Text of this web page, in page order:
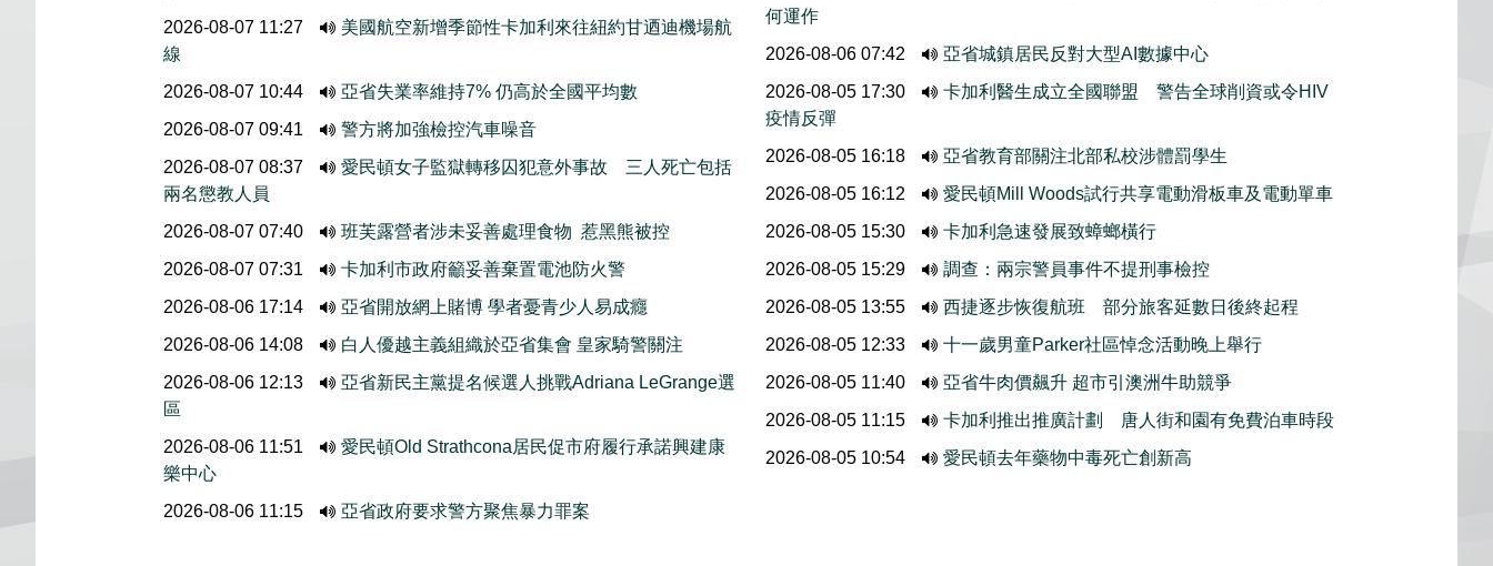
2026-08-07 11:27
美國航空新增季節性卡加利來往紐約甘迺迪機場航
線
2026-08-07 10:44
亞省失業率維持7% 仍高於全國平均數
2026-08-07 09:41
警方將加強檢控汽車噪音
2026-08-07 08:37
愛民頓女子監獄轉移囚犯意外事故 三人死亡包括
兩名懲教人員
2026-08-07 07:40
班芙露營者涉未妥善處理食物 惹黑熊被控
2026-08-07 07:31
卡加利市政府籲妥善棄置電池防火警
2026-08-06 17:14
亞省開放網上賭博 學者憂青少人易成癮
2026-08-06 14:08
白人優越主義組織於亞省集會 皇家騎警關注
2026-08-06 12:13
亞省新民主黨提名候選人挑戰Adriana LeGrange選
區
2026-08-06 11:51
愛民頓Old Strathcona居民促市府履行承諾興建康
樂中心
2026-08-06 11:15
亞省政府要求警方聚焦暴力罪案
何運作
2026-08-06 07:42
亞省城鎮居民反對大型AI數據中心
2026-08-05 17:30
卡加利醫生成立全國聯盟 警告全球削資或令HIV
疫情反彈
2026-08-05 16:18
亞省教育部關注北部私校涉體罰學生
2026-08-05 16:12
愛民頓Mill Woods試行共享電動滑板車及電動單車
2026-08-05 15:30
卡加利急速發展致蟑螂橫行
2026-08-05 15:29
調查：兩宗警員事件不提刑事檢控
2026-08-05 13:55
西捷逐步恢復航班 部分旅客延數日後終起程
2026-08-05 12:33
十一歲男童Parker社區悼念活動晚上舉行
2026-08-05 11:40
亞省牛肉價飆升 超市引澳洲牛助競爭
2026-08-05 11:15
卡加利推出推廣計劃 唐人街和園有免費泊車時段
2026-08-05 10:54
愛民頓去年藥物中毒死亡創新高